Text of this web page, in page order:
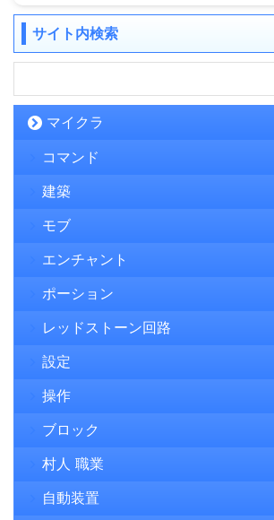
サイト内検索
マイクラ
コマンド
建築
モブ
エンチャント
ポーション
レッドストーン回路
設定
操作
ブロック
村人 職業
自動装置